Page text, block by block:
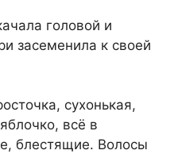
головой и
засеменила к своей
сухонькая,
всё в
блестящие. Волосы